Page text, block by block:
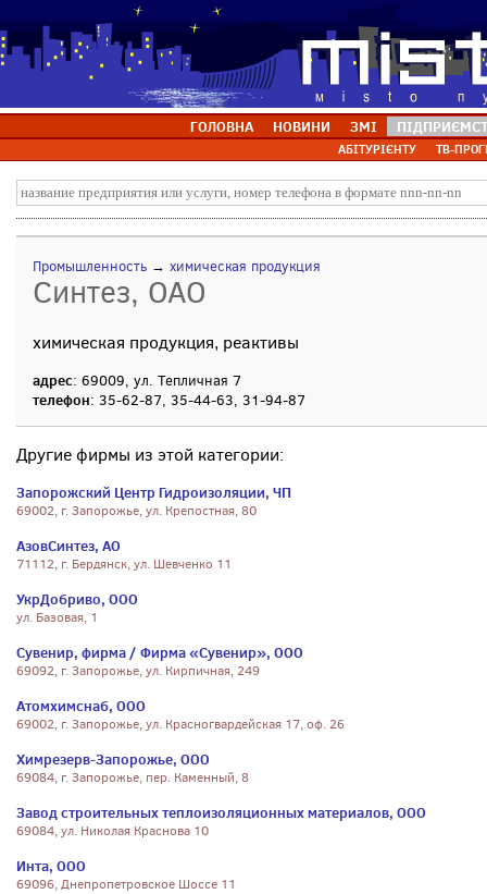
ГОЛОВНА НОВИНИ ЗМІ
АБІТУРІЄНТУ ТВ-
Промышленность → химическая продукция
Синтез, ОАО
химическая продукция, реактивы
адрес: 69009, ул. Тепличная 7
телефон: 35-62-87, 35-44-63, 31-94-87
Другие фирмы из этой категории:
Запорожский Центр Гидроизоляции, ЧП
69002, г. Запорожье, ул. Крепостная, 80
АзовСинтез, АО
71112, г. Бердянск, ул. Шевченко 11
УкрДобриво, ООО
ул. Базовая, 1
Сувенир, фирма / Фирма «Сувенир», ООО
69092, г. Запорожье, ул. Кирпичная, 249
Атомхимснаб, ООО
69002, г. Запорожье, ул. Красногвардейская 17, оф. 26
Химрезерв-Запорожье, ООО
69084, г. Запорожье, пер. Каменный, 8
Завод строительных теплоизоляционных материалов, ООО
69084, ул. Николая Краснова 10
Инта, ООО
69096, Днепропетровское Шоссе 11